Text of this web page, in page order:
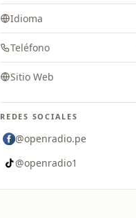
Idioma
Teléfono
Sitio Web
REDES SOCIALES
@openradio.pe
@openradio1